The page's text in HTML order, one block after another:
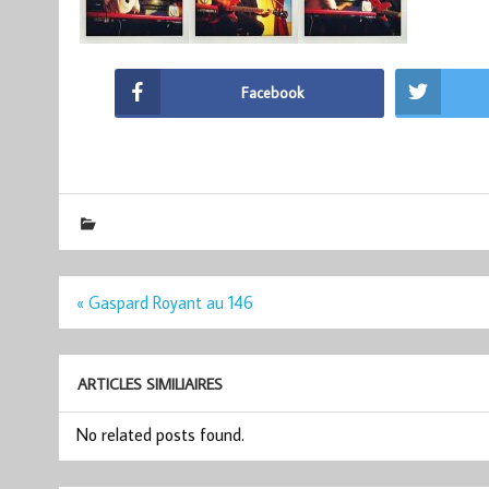
Facebook
Navigation
« Gaspard Royant au 146
ARTICLES SIMILIAIRES
No related posts found.